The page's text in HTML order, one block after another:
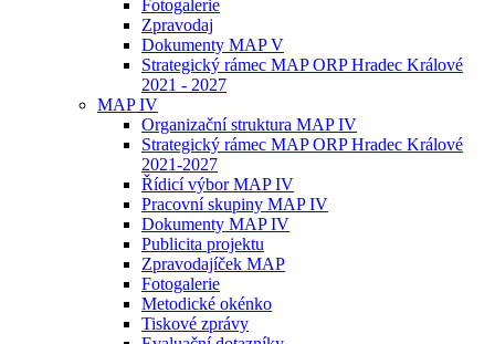
Fotogalerie
Zpravodaj
Dokumenty MAP V
Strategický rámec MAP ORP Hradec Králové
2021 - 2027
MAP IV
Organizační struktura MAP IV
Strategický rámec MAP ORP Hradec Králové
2021-2027
Řídicí výbor MAP IV
Pracovní skupiny MAP IV
Dokumenty MAP IV
Publicita projektu
Zpravodajíček MAP
Fotogalerie
Metodické okénko
Tiskové zprávy